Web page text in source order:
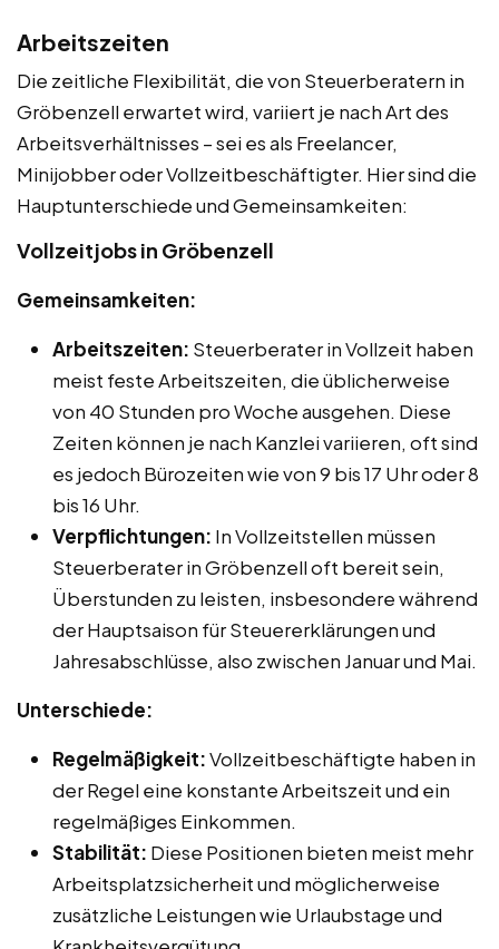
Arbeitszeiten
Die zeitliche Flexibilität, die von Steuerberatern in
Gröbenzell erwartet wird, variiert je nach Art des
Arbeitsverhältnisses – sei es als Freelancer,
Minijobber oder Vollzeitbeschäftigter. Hier sind die
Hauptunterschiede und Gemeinsamkeiten:
Vollzeitjobs in Gröbenzell
Gemeinsamkeiten:
Arbeitszeiten: Steuerberater in Vollzeit haben
meist feste Arbeitszeiten, die üblicherweise
von 40 Stunden pro Woche ausgehen. Diese
Zeiten können je nach Kanzlei variieren, oft sind
es jedoch Bürozeiten wie von 9 bis 17 Uhr oder 8
bis 16 Uhr.
Verpflichtungen: In Vollzeitstellen müssen
Steuerberater in Gröbenzell oft bereit sein,
Überstunden zu leisten, insbesondere während
der Hauptsaison für Steuererklärungen und
Jahresabschlüsse, also zwischen Januar und Mai.
Unterschiede:
Regelmäßigkeit:Vollzeitbeschäftigte haben in
der Regel eine konstante Arbeitszeit und ein
regelmäßiges Einkommen.
Stabilität: Diese Positionen bieten meist mehr
Arbeitsplatzsicherheit und möglicherweise
zusätzliche Leistungen wie Urlaubstage und